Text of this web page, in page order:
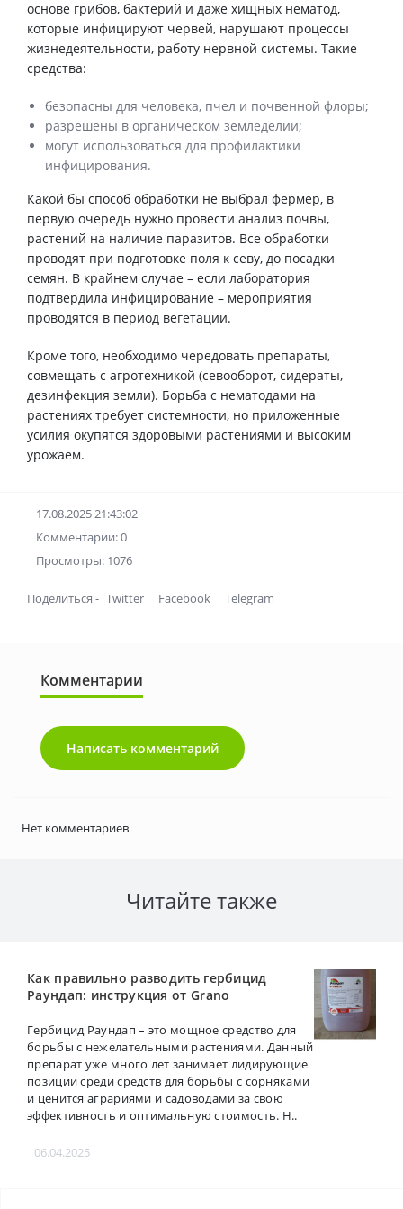
основе грибов, бактерий и даже хищных нематод,
которые инфицируют червей, нарушают процессы
жизнедеятельности, работу нервной системы. Такие
средства:
безопасны для человека, пчел и почвенной флоры;
разрешены в органическом земледелии;
могут использоваться для профилактики
инфицирования.
Какой бы способ обработки не выбрал фермер, в
первую очередь нужно провести анализ почвы,
растений на наличие паразитов. Все обработки
проводят при подготовке поля к севу, до посадки
семян. В крайнем случае – если лаборатория
подтвердила инфицирование – мероприятия
проводятся в период вегетации.
Кроме того, необходимо чередовать препараты,
совмещать с агротехникой (севооборот, сидераты,
дезинфекция земли). Борьба с нематодами на
растениях требует системности, но приложенные
усилия окупятся здоровыми растениями и высоким
урожаем.
17.08.2025 21:43:02
Комментарии: 0
Просмотры: 1076
Поделиться - Twitter Facebook Telegram
Комментарии
Написать комментарий
Нет комментариев
Читайте также
Как правильно разводить гербицид
Раундап: инструкция от Grano
Гербицид Раундап – это мощное средство для
борьбы с нежелательными растениями. Данный
препарат уже много лет занимает лидирующие
позиции среди средств для борьбы с сорняками
и ценится аграриями и садоводами за свою
эффективность и оптимальную стоимость. Н..
06.04.2025